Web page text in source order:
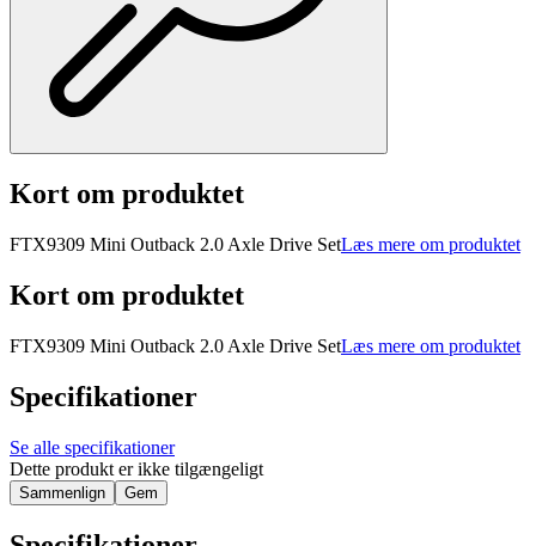
Kort om produktet
FTX9309 Mini Outback 2.0 Axle Drive SetLæs mere om produktet
Kort om produktet
FTX9309 Mini Outback 2.0 Axle Drive SetLæs mere om produktet
Specifikationer
Se alle specifikationer
Dette produkt er ikke tilgængeligt
Sammenlign Gem